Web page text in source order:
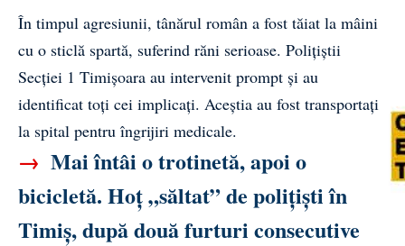
În timpul agresiunii, tânărul român a fost tăiat la mâini
cu o sticlă spartă, suferind răni serioase. Polițiștii
Secției 1 Timișoara au intervenit prompt și au
identificat toți cei implicați. Aceștia au fost transportați
la spital pentru îngrijiri medicale.
→ Mai întâi o trotinetă, apoi o
bicicletă. Hoț „săltat” de polițiști în
Timiș, după două furturi consecutive